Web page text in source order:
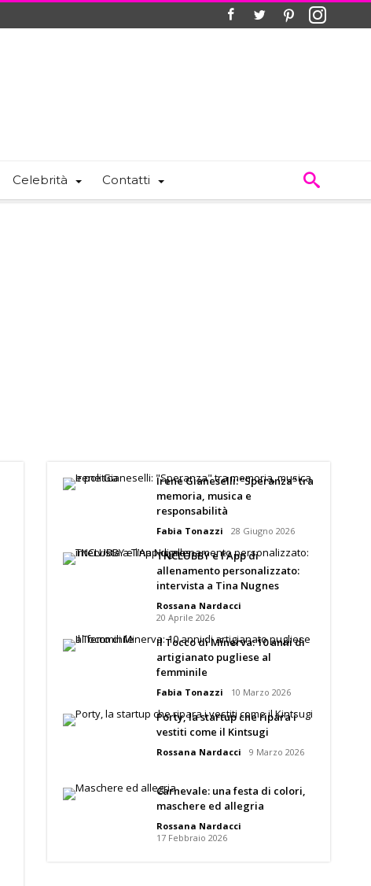
Celebrità Contatti
Irene Gianeselli: “Speranza” tra
memoria, musica e
responsabilità
Fabia Tonazzi 28 Giugno 2026
TNCLUBBY e l’App di
allenamento personalizzato:
intervista a Tina Nugnes
Rossana Nardacci
20 Aprile 2026
Il Tocco di Minerva: 10 anni di
artigianato pugliese al
femminile
Fabia Tonazzi 10 Marzo 2026
Porty, la startup che ripara i
vestiti come il Kintsugi
Rossana Nardacci 9 Marzo 2026
Carnevale: una festa di colori,
maschere ed allegria
Rossana Nardacci
17 Febbraio 2026